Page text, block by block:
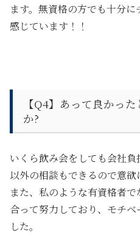
ます。無資格の方でも十分
感じています！！
【Q4】あって良かっ
か?
いくら飲み会をしても会社負
以外の相談もできる ので意欲
また、私のような有資格者
合って努力しており、モチ
した。